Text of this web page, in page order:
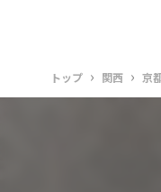
トップ › 関西 › 京